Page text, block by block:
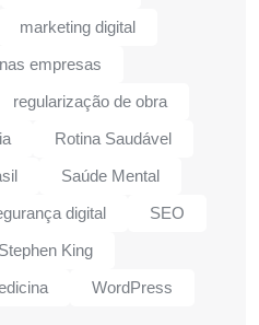
marketing digital
empresas
regularização de obra
Rotina Saudável
Saúde Mental
digital
SEO
Stephen King
WordPress